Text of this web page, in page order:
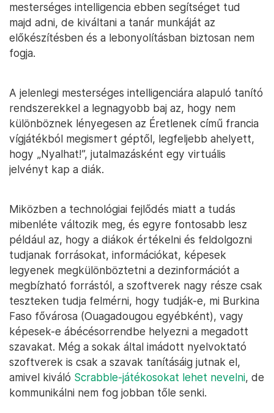
mesterséges intelligencia ebben segítséget tud
majd adni, de kiváltani a tanár munkáját az
előkészítésben és a lebonyolításban biztosan nem
fogja.
A jelenlegi mesterséges intelligenciára alapuló tanító
rendszerekkel a legnagyobb baj az, hogy nem
különböznek lényegesen az Éretlenek című francia
vígjátékból megismert géptől, legfeljebb ahelyett,
hogy „Nyalhat!”, jutalmazásként egy virtuális
jelvényt kap a diák.
Miközben a technológiai fejlődés miatt a tudás
mibenléte változik meg, és egyre fontosabb lesz
például az, hogy a diákok értékelni és feldolgozni
tudjanak forrásokat, információkat, képesek
legyenek megkülönböztetni a dezinformációt a
megbízható forrástól, a szoftverek nagy része csak
teszteken tudja felmérni, hogy tudják-e, mi Burkina
Faso fővárosa (Ouagadougou egyébként), vagy
képesek-e ábécésorrendbe helyezni a megadott
szavakat. Még a sokak által imádott nyelvoktató
szoftverek is csak a szavak tanításáig jutnak el,
amivel kiváló Scrabble-játékosokat lehet nevelni, de
kommunikálni nem fog jobban tőle senki.